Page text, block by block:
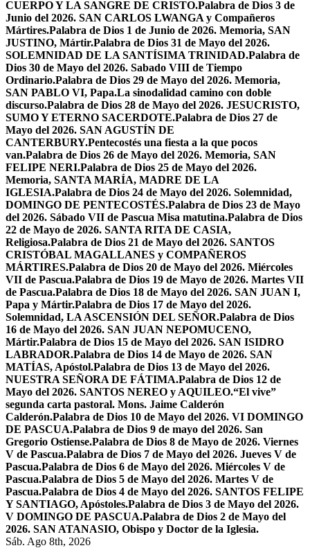
CUERPO Y LA SANGRE DE CRISTO.Palabra de Dios 3 de
Junio del 2026. SAN CARLOS LWANGA y Compañeros
Mártires.Palabra de Dios 1 de Junio de 2026. Memoria, SAN
JUSTINO, Mártir.Palabra de Dios 31 de Mayo del 2026.
SOLEMNIDAD DE LA SANTÍSIMA TRINIDAD.Palabra de
Dios 30 de Mayo del 2026. Sabado VIII de Tiempo
Ordinario.Palabra de Dios 29 de Mayo del 2026. Memoria,
SAN PABLO VI, Papa.La sinodalidad camino con doble
discurso.Palabra de Dios 28 de Mayo del 2026. JESUCRISTO,
SUMO Y ETERNO SACERDOTE.Palabra de Dios 27 de
Mayo del 2026. SAN AGUSTÍN DE
CANTERBURY.Pentecostés una fiesta a la que pocos
van.Palabra de Dios 26 de Mayo del 2026. Memoria, SAN
FELIPE NERI.Palabra de Dios 25 de Mayo del 2026.
Memoria, SANTA MARÍA, MADRE DE LA
IGLESIA.Palabra de Dios 24 de Mayo del 2026. Solemnidad,
DOMINGO DE PENTECOSTÉS.Palabra de Dios 23 de Mayo
del 2026. Sábado VII de Pascua Misa matutina.Palabra de Dios
22 de Mayo de 2026. SANTA RITA DE CASIA,
Religiosa.Palabra de Dios 21 de Mayo del 2026. SANTOS
CRISTÓBAL MAGALLANES y COMPAÑEROS
MÁRTIRES.Palabra de Dios 20 de Mayo del 2026. Miércoles
VII de Pascua.Palabra de Dios 19 de Mayo de 2026. Martes VII
de Pascua.Palabra de Dios 18 de Mayo del 2026. SAN JUAN I,
Papa y Mártir.Palabra de Dios 17 de Mayo del 2026.
Solemnidad, LA ASCENSIÓN DEL SEÑOR.Palabra de Dios
16 de Mayo del 2026. SAN JUAN NEPOMUCENO,
Mártir.Palabra de Dios 15 de Mayo del 2026. SAN ISIDRO
LABRADOR.Palabra de Dios 14 de Mayo de 2026. SAN
MATÍAS, Apóstol.Palabra de Dios 13 de Mayo del 2026.
NUESTRA SEÑORA DE FÁTIMA.Palabra de Dios 12 de
Mayo del 2026. SANTOS NEREO y AQUILEO.“El vive”
segunda carta pastoral. Mons. Jaime Calderón
Calderón.Palabra de Dios 10 de Mayo del 2026. VI DOMINGO
DE PASCUA.Palabra de Dios 9 de mayo del 2026. San
Gregorio Ostiense.Palabra de Dios 8 de Mayo de 2026. Viernes
V de Pascua.Palabra de Dios 7 de Mayo del 2026. Jueves V de
Pascua.Palabra de Dios 6 de Mayo del 2026. Miércoles V de
Pascua.Palabra de Dios 5 de Mayo del 2026. Martes V de
Pascua.Palabra de Dios 4 de Mayo del 2026. SANTOS FELIPE
Y SANTIAGO, Apóstoles.Palabra de Dios 3 de Mayo del 2026.
V DOMINGO DE PASCUA.Palabra de Dios 2 de Mayo del
2026. SAN ATANASIO, Obispo y Doctor de la Iglesia.
Sáb. Ago 8th, 2026